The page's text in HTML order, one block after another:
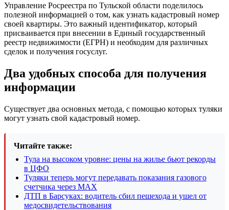
Управление Росреестра по Тульской области поделилось
полезной информацией о том, как узнать кадастровый номер
своей квартиры. Это важный идентификатор, который
присваивается при внесении в Единый государственный
реестр недвижимости (ЕГРН) и необходим для различных
сделок и получения госуслуг.
Два удобных способа для получения
информации
Существует два основных метода, с помощью которых туляки
могут узнать свой кадастровый номер.
Читайте также:
Тула на высоком уровне: цены на жилье бьют рекорды
в ЦФО
Туляки теперь могут передавать показания газового
счетчика через MAX
ДТП в Барсуках: водитель сбил пешехода и ушел от
медосвидетельствования